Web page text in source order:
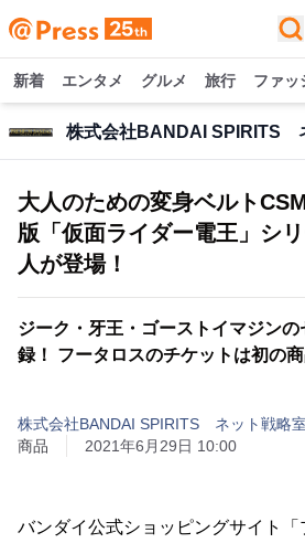
新着 エンタメ グルメ 旅行 ファッ
大人のための変身ベルト
版「仮面ライダー電王」シ
人が登場！
ジーク・牙王・ゴーストイマジン
録！ フータロスのチケットは初の
株式会社BANDAI SPIRITS ネット戦略室
商品
2021年6月29日 10:00
バンダイ公式ショッピングサイト「